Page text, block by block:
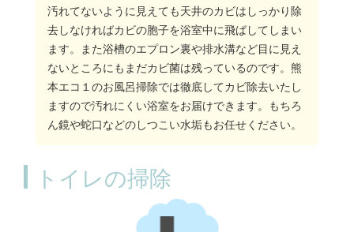
汚れてないように見えても天井のカビはしっかり除
去しなければカビの胞子を浴室中に飛ばしてしまい
ます。また浴槽のエプロン裏や排水溝など目に見え
ないところにもまだカビ菌は残っているのです。熊
本エコ１のお風呂掃除では徹底してカビ除去いたし
ますので汚れにくい浴室をお届けできます。もちろ
ん鏡や蛇口などのしつこい水垢もお任せください。
トイレの掃除